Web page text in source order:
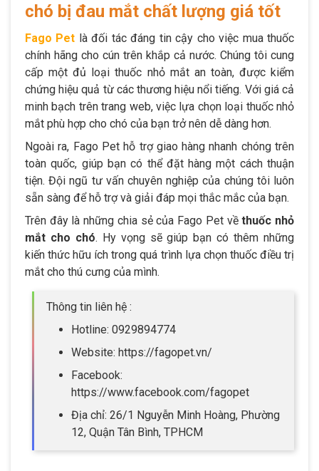
chó bị đau mắt chất lượng giá tốt
Fago Pet là đối tác đáng tin cậy cho việc mua thuốc
chính hãng cho cún trên khắp cả nước. Chúng tôi cung
cấp một đủ loại thuốc nhỏ mắt an toàn, được kiểm
chứng hiệu quả từ các thương hiệu nổi tiếng. Với giá cả
minh bạch trên trang web, việc lựa chọn loại thuốc nhỏ
mắt phù hợp cho chó của bạn trở nên dễ dàng hơn.
Ngoài ra, Fago Pet hỗ trợ giao hàng nhanh chóng trên
toàn quốc, giúp bạn có thể đặt hàng một cách thuận
tiện. Đội ngũ tư vấn chuyên nghiệp của chúng tôi luôn
sẵn sàng để hỗ trợ và giải đáp mọi thắc mắc của bạn.
Trên đây là những chia sẻ của Fago Pet vềthuốc nhỏ
mắt cho chó. Hy vọng sẽ giúp bạn có thêm những
kiến thức hữu ích trong quá trình lựa chọn thuốc điều trị
mắt cho thú cưng của mình.
Thông tin liên hệ :
Hotline: 0929894774
Website: https://fagopet.vn/
Facebook:
https://www.facebook.com/fagopet
Địa chỉ: 26/1 Nguyễn Minh Hoàng, Phường
12, Quận Tân Bình, TPHCM